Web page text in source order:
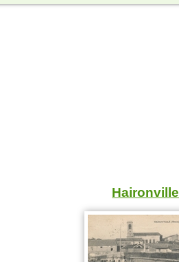
Haironville